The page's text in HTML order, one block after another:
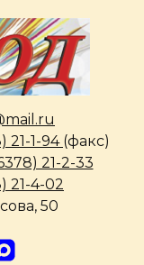
21-1-94 (факс)
21-2-33
21-4-02
50